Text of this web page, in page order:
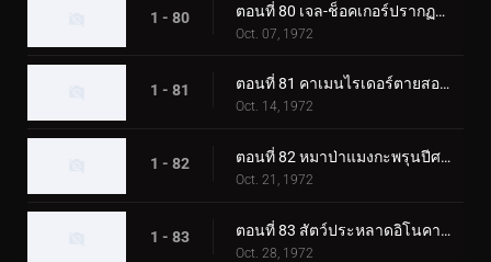
1 - 80 ตอนที่ 80 เจล-ช็อคเกอร์ปรากฏตัว! วันสุดท้ายของคาเมนไรเดอร์!
Oct. 07, 1972
1 - 81 ตอนที่ 81 คาเมนไรเดอร์ตายสองครั้ง!
Oct. 14, 1972
1 - 82 ตอนที่ 82 หมาป่าแมงกะพรุนปีศาจ ชั่วโมงเร่งด่วนอันน่าสะพรึงกลัว
Oct. 21, 1972
1 - 83 ตอนที่ 83 สัตว์ประหลาดอิโนคาบุตง เอาชนะไรเดอร์ด้วยแก๊สบ้าคลั่ง
Oct. 28, 1972